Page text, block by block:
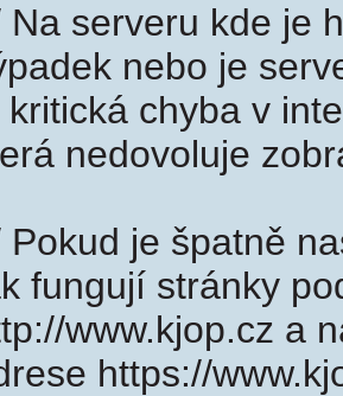
Na serveru kde je
nebo je
kritická chyba v
nedovoluje
Pokud je špatně
fungují stránky
www.kjop.cz a
https://